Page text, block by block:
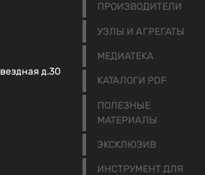
д.30
ПРОИЗВОДИТЕЛИ
УЗЛЫ И АГРЕГАТЫ
МЕДИАТЕКА
КАТАЛОГИ PDF
ПОЛЕЗНЫЕ
МАТЕРИАЛЫ
ЭКСКЛЮЗИВ
ИНСТРУМЕНТ ДЛЯ